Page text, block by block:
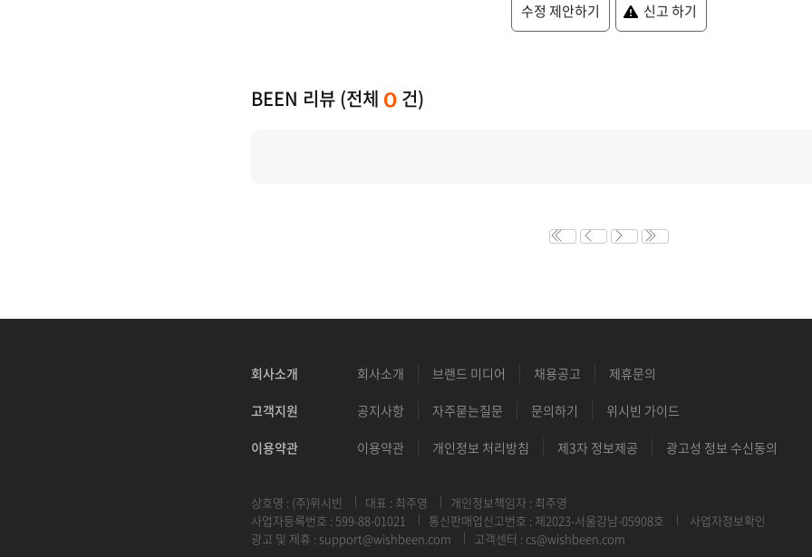
수정 제안하기 신고 하기
BEEN 리뷰 (전체 0 건)
회사소개 회사소개 브랜드 미디어 채용공고 제휴문의
고객지원 공지사항 자주묻는질문 문의하기 위시빈 가이드
이용약관 이용약관 개인정보 처리방침 제3자 정보제공 광고성 정보 수신동의
상호명 : (주)위시빈 대표 : 최주영
개인정보책임자 : 최주영
사업자등록번호 : 599-88-01021
통신판매업신고번호 : 제2023-서울강남-05908호
사업자정보확인
광고 및 제휴 : support@wishbeen.com 고객센터 : cs@wishbeen.com